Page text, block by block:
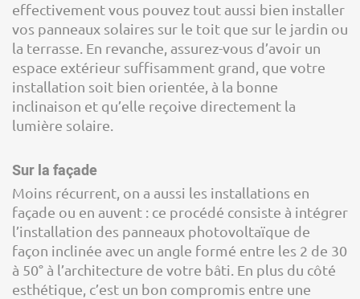
effectivement vous pouvez tout aussi bien installer
vos panneaux solaires sur le toit que sur le jardin ou
la terrasse. En revanche, assurez-vous d’avoir un
espace extérieur suffisamment grand, que votre
installation soit bien orientée, à la bonne
inclinaison et qu’elle reçoive directement la
lumière solaire.
Sur la façade
Moins récurrent, on a aussi les installations en
façade ou en auvent : ce procédé consiste à intégrer
l’installation des panneaux photovoltaïque de
façon inclinée avec un angle formé entre les 2 de 30
à 50° à l’architecture de votre bâti. En plus du côté
esthétique, c’est un bon compromis entre une